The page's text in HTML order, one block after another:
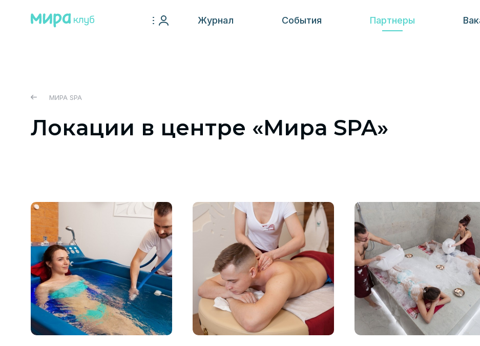
Журнал События Партнеры
МИРА SPA
Локации в центре «Мира SPA»